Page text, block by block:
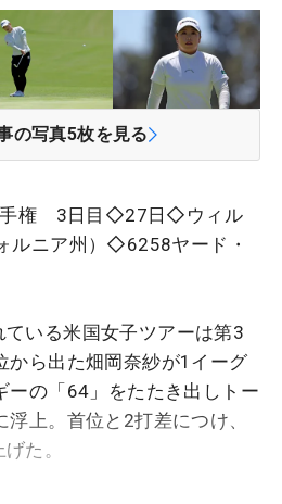
の写真5枚を見る
手権 3日目◇27日◇ウィル
ルニア州）◇6258ヤード・
ている米国女子ツアーは第3
から出た畑岡奈紗が1イーグ
ーの「64」をたたき出しトー
上。首位と2打差につけ、
た。